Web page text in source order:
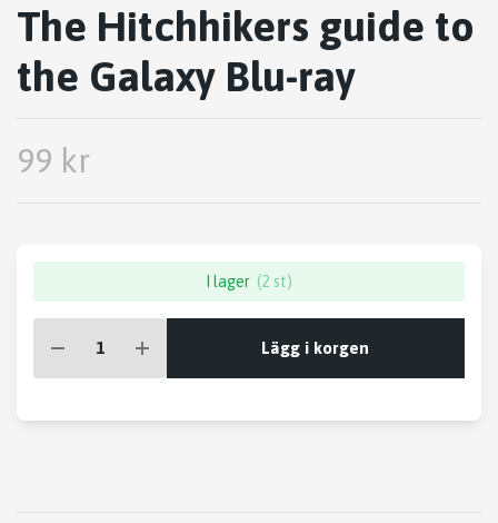
The Hitchhikers guide to
the Galaxy Blu-ray
99 kr
I lager (2 st)
Lägg i korgen